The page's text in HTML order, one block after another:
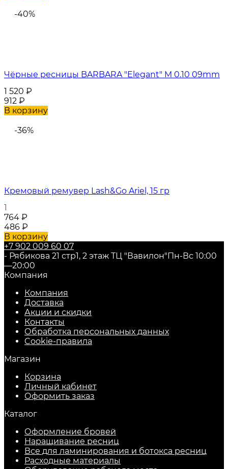
-40%
Чёрные ресницы BARBARA "Elegant" M 0.10 09mm
1 520 ₽
912 ₽
В корзину
-36%
Кремовый ремувер Lash&Go Ariel, 15 гр
1
764 ₽
486 ₽
В корзину
+7 902 009 60 07
- Рябикова 21 стр1, 2 этаж ТЦ "Вавилон"Пн-Вс 10:00
—20:00
Компания
Компания
Доставка
Акции и скидки
Контакты
Обработка персональных данных
Cookie-правила
Магазин
Корзина
Личный кабинет
Оформить заказ
Каталог
Оформление бровей
Наращивание ресниц
Все для ламинирования и ботокса ресниц
Расходные материалы